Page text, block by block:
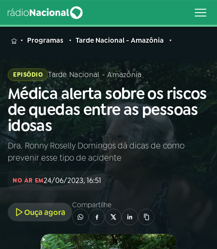
MENU
Buscar
na
Rádio
Nacional
Buscar
AO VIVO
INÍCIO
A RÁDIO
PROGRAMAÇÃO
Programas Tarde Nacional - Amazônia
EPISÓDIO Tarde Nacional - Amazônia
Médica alerta sobre os riscos
de quedas entre as pessoas
idosas
Dra. Ronny Roselly Domingos dá dicas de como
prevenir esse tipo de acidente
NO AR EM24/06/2023, 16:51
Ouça agora
Compartilhe